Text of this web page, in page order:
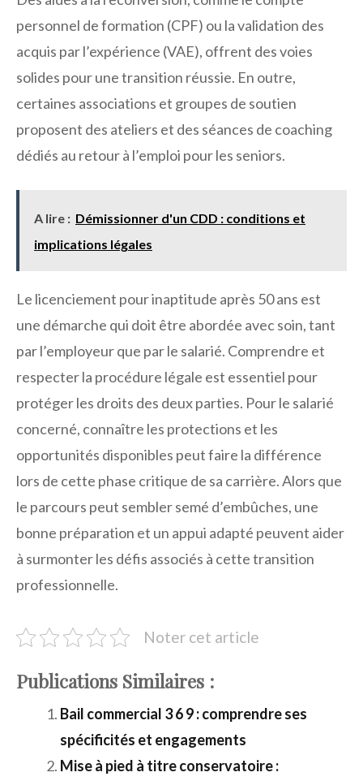
personnel de formation (CPF) ou la validation des
acquis par l’expérience (VAE), offrent des voies
solides pour une transition réussie. En outre,
certaines associations et groupes de soutien
proposent des ateliers et des séances de coaching
dédiés au retour à l’emploi pour les seniors.
A lire : Démissionner d'un CDD : conditions et
implications légales
Le licenciement pour inaptitude après 50 ans est
une démarche qui doit être abordée avec soin, tant
par l’employeur que par le salarié. Comprendre et
respecter la procédure légale est essentiel pour
protéger les droits des deux parties. Pour le salarié
concerné, connaître les protections et les
opportunités disponibles peut faire la différence
lors de cette phase critique de sa carrière. Alors que
le parcours peut sembler semé d’embûches, une
bonne préparation et un appui adapté peuvent aider
à surmonter les défis associés à cette transition
professionnelle.
Noter cet article
Publications Similaires :
Bail commercial 3 6 9 : comprendre ses
spécificités et engagements
Mise à pied à titre conservatoire :